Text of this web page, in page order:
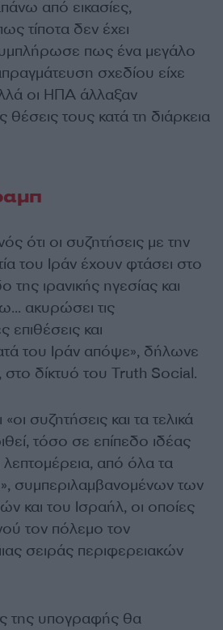
από εικασίες,
τίποτα δεν έχει
πως ένα μεγάλο
σχεδίου είχε
οι ΗΠΑ άλλαξαν
θέσεις τους κατά τη διάρκεια
ότι οι συζητήσεις με την
του Ιράν έχουν φτάσει στο
ιρανικής ηγεσίας και
ακυρώσει τις
επιθέσεις και
του Ιράν απόψε», δήλωνε
δίκτυό του Truth Social.
συζητήσεις και τα τελικά
τόσο σε επίπεδο ιδέας
από όλα τα
συμπεριλαμβανομένων των
και του Ισραήλ, οι οποίες
τον πόλεμο τον
σειράς περιφερειακών
της υπογραφής θα